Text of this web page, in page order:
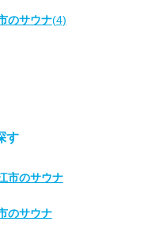
のサウナ(4)
す
市のサウナ
のサウナ